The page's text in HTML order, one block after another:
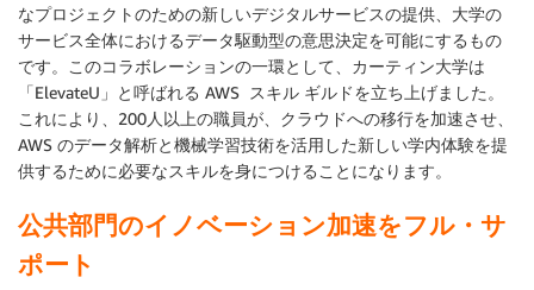
なプロジェクトのための新しいデジタルサービスの提供、大学の
サービス全体におけるデータ駆動型の意思決定を可能にするもの
です。このコラボレーションの一環として、カーティン大学は
「ElevateU」と呼ばれる AWS スキル ギルドを立ち上げました。
これにより、200人以上の職員が、クラウドへの移行を加速させ、
AWS のデータ解析と機械学習技術を活用した新しい学内体験を提
供するために必要なスキルを身につけることになります。
公共部門のイノベーション加速をフル・サ
ポート